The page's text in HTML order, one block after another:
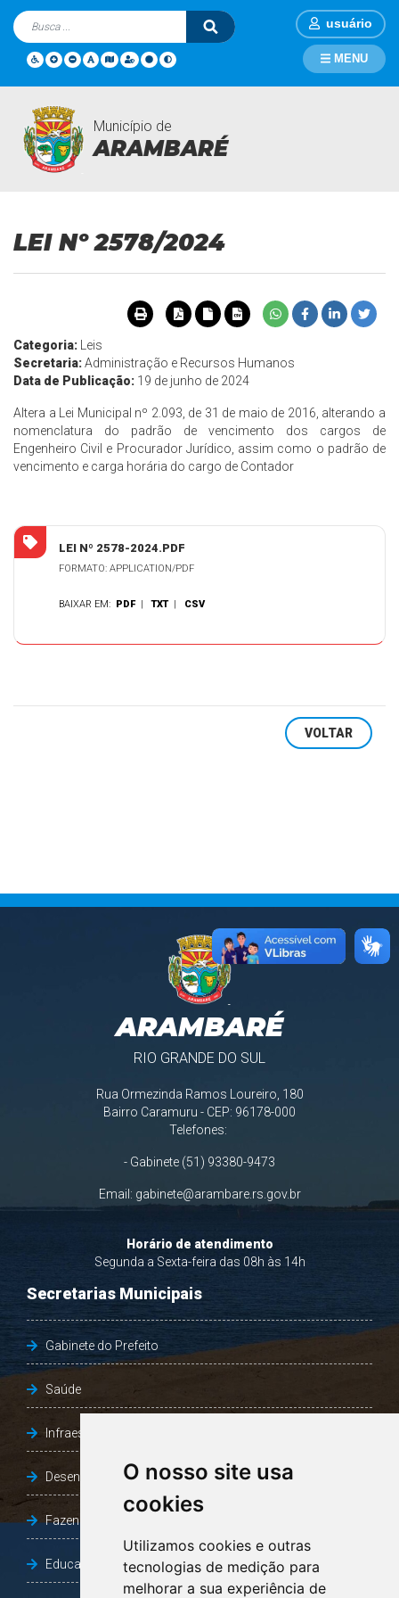
O nosso site usa
cookies
Utilizamos cookies e outras
tecnologias de medição para
melhorar a sua experiência de
usuário
Município de
ARAMBARÉ
MENU
Legislações Página Inicial
LEI Nº 2578/2024
Categoria:
Leis
Secretaria:Administração e Recursos Humanos
Data de Publicação: 19 de junho de 2024
Altera a Lei Municipal nº 2.093, de 31 de maio de 2016, alterando a
nomenclatura do padrão de vencimento dos cargos de
Engenheiro Civil e Procurador Jurídico, assim como o padrão de
vencimento e carga horária do cargo de Contador
LEI Nº 2578-2024.PDF
FORMATO: APPLICATION/PDF
BAIXAR EM: PDF |TXT | CSV
VOLTAR
ARAMBARÉ
RIO GRANDE DO SUL
Rua Ormezinda Ramos Loureiro, 180
Bairro Caramuru - CEP: 96178-000
Telefones:
- Gabinete (51) 93380-9473
Email: gabinete@arambare.rs.gov.br
Horário de atendimento
Segunda a Sexta-feira das 08h às 14h
Secretarias Municipais
Gabinete do Prefeito
Saúde
Infraestrutura, Agricultura e Meio Ambiente
Desenvolvimento Social
Fazenda e Desenvolvimento Econômico
Educação